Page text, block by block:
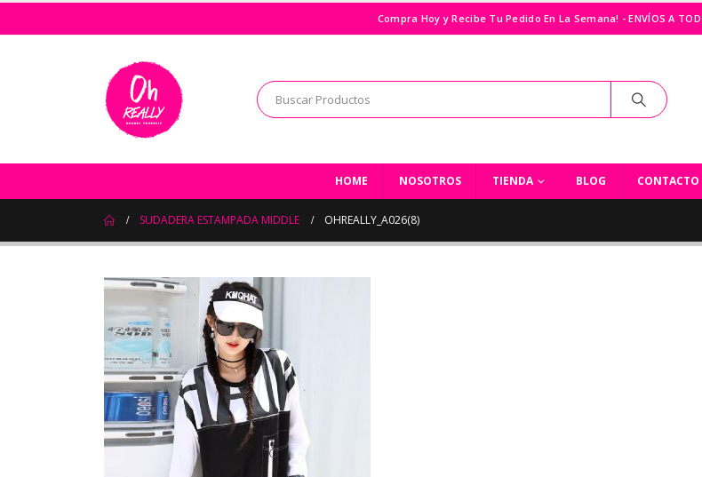
Compra Hoy y Recibe Tu Pedido En La Semana! - ENVÍOS A
HOME NOSOTROS TIENDA BLOG CONTACTO
SUDADERA ESTAMPADA MIDDLE OHREALLY_A026(8)